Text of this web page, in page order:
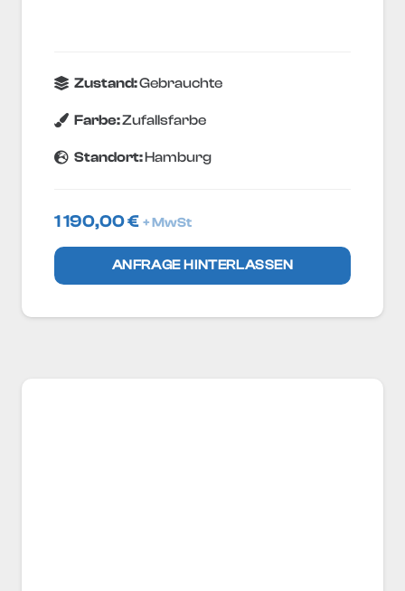
Zustand:Gebrauchte
Farbe:Zufallsfarbe
Standort:Hamburg
1 190,00€ + MwSt
ANFRAGE HINTERLASSEN